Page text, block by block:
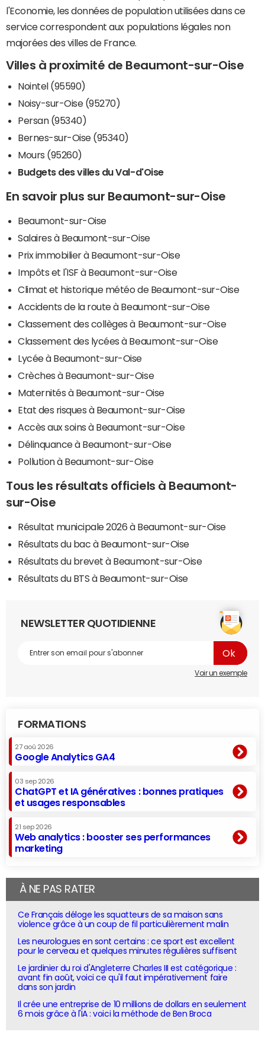
l'Economie, les données de population utilisées dans ce
service correspondent aux populations légales non
majorées des villes de France.
Villes à proximité de Beaumont-sur-Oise
Nointel (95590)
Noisy-sur-Oise (95270)
Persan (95340)
Bernes-sur-Oise (95340)
Mours (95260)
Budgets des villes du Val-d'Oise
En savoir plus sur Beaumont-sur-Oise
Beaumont-sur-Oise
Salaires à Beaumont-sur-Oise
Prix immobilier à Beaumont-sur-Oise
Impôts et l'ISF à Beaumont-sur-Oise
Climat et historique météo de Beaumont-sur-Oise
Accidents de la route à Beaumont-sur-Oise
Classement des collèges à Beaumont-sur-Oise
Classement des lycées à Beaumont-sur-Oise
Lycée à Beaumont-sur-Oise
Crèches à Beaumont-sur-Oise
Maternités à Beaumont-sur-Oise
Etat des risques à Beaumont-sur-Oise
Accès aux soins à Beaumont-sur-Oise
Délinquance à Beaumont-sur-Oise
Pollution à Beaumont-sur-Oise
Tous les résultats officiels à Beaumont-
sur-Oise
Résultat municipale 2026 à Beaumont-sur-Oise
Résultats du bac à Beaumont-sur-Oise
Résultats du brevet à Beaumont-sur-Oise
Résultats du BTS à Beaumont-sur-Oise
NEWSLETTER QUOTIDIENNE
Voir un exemple
FORMATIONS
27 aoû 2026
Google Analytics GA4
03 sep 2026
ChatGPT et IA génératives : bonnes pratiques
et usages responsables
21 sep 2026
Web analytics : booster ses performances
marketing
À NE PAS RATER
Ce Français déloge les squatteurs de sa maison sans
violence grâce à un coup de fil particulièrement malin
Les neurologues en sont certains : ce sport est excellent
pour le cerveau et quelques minutes régulières suffisent
Le jardinier du roi d'Angleterre Charles III est catégorique :
avant fin août, voici ce qu'il faut impérativement faire
dans son jardin
Il crée une entreprise de 10 millions de dollars en seulement
6 mois grâce à l'IA : voici la méthode de Ben Broca